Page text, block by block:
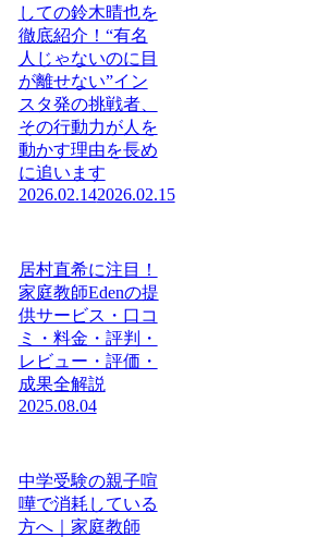
しての鈴木晴也を
徹底紹介！“有名
人じゃないのに目
が離せない”イン
スタ発の挑戦者、
その行動力が人を
動かす理由を長め
に追います
2026.02.142026.02.15
居村直希に注目！
家庭教師Edenの提
供サービス・口コ
ミ・料金・評判・
レビュー・評価・
成果全解説
2025.08.04
中学受験の親子喧
嘩で消耗している
方へ｜家庭教師